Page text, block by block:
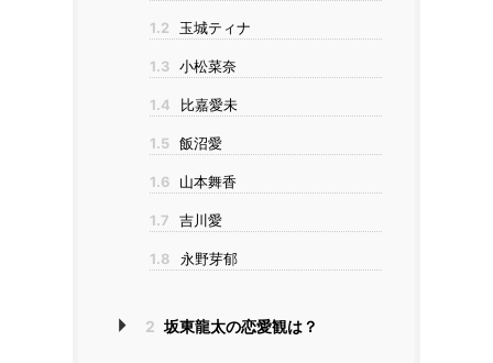
1.2 玉城ティナ
1.3 小松菜奈
1.4 比嘉愛未
1.5 飯沼愛
1.6 山本舞香
1.7 吉川愛
1.8 永野芽郁
2 坂東龍太の恋愛観は？